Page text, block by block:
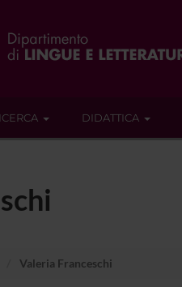
DIDATTICA
Valeria Franceschi